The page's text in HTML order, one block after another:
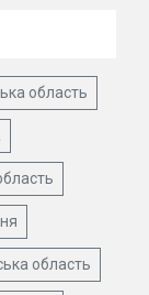
область
область